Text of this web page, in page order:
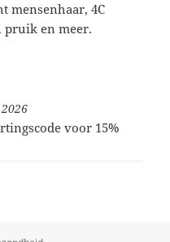
mensenhaar, 4C
en meer.
voor 15%